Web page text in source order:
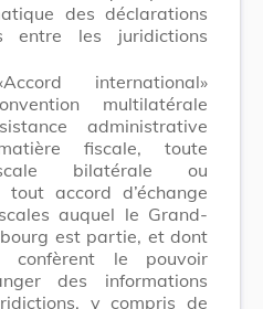
des déclarations
entre les juridictions
international»
multilatérale
administrative
fiscale, toute
bilatérale ou
accord d’échange
auquel le Grand-
est partie, et dont
confèrent le pouvoir
des informations
y compris de